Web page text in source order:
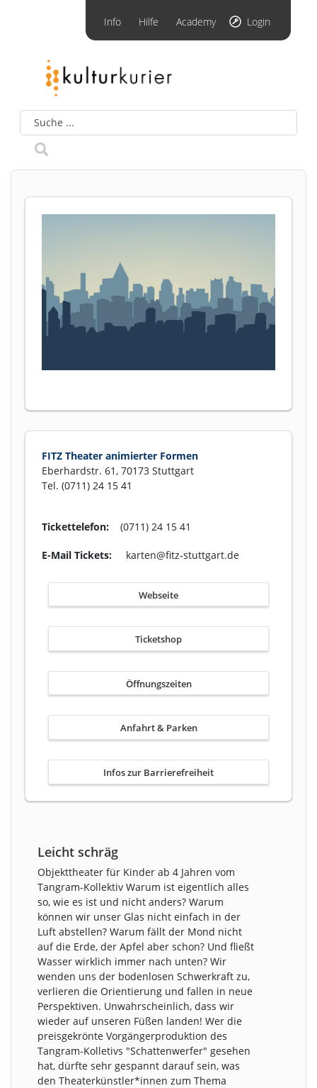
Info Hilfe Academy Login
FITZ Theater animierter Formen
Eberhardstr. 61, 70173 Stuttgart
Tel. (0711) 24 15 41
Tickettelefon: (0711) 24 15 41
E-Mail Tickets: karten@fitz-stuttgart.de
Webseite
Ticketshop
Öffnungszeiten
Anfahrt & Parken
Infos zur Barrierefreiheit
Leicht schräg
Objekttheater für Kinder ab 4 Jahren vom
Tangram-Kollektiv Warum ist eigentlich alles
so, wie es ist und nicht anders? Warum
können wir unser Glas nicht einfach in der
Luft abstellen? Warum fällt der Mond nicht
auf die Erde, der Apfel aber schon? Und fließt
Wasser wirklich immer nach unten? Wir
wenden uns der bodenlosen Schwerkraft zu,
verlieren die Orientierung und fallen in neue
Perspektiven. Unwahrscheinlich, dass wir
wieder auf unseren Füßen landen! Wer die
preisgekrönte Vorgängerproduktion des
Tangram-Kolletivs "Schattenwerfer" gesehen
hat, dürfte sehr gespannt darauf sein, was
den Theaterkünstler*innen zum Thema